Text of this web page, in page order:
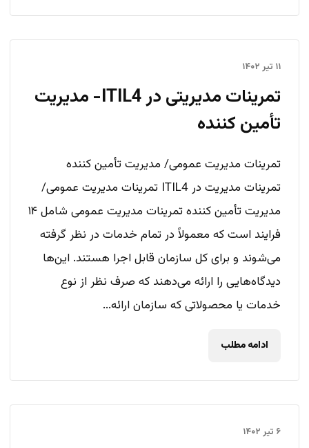
۱۱ تیر ۱۴۰۲
تمرینات مدیریتی در ITIL4- مدیریت
تأمین کننده
تمرینات مدیریت عمومی/ مدیریت تأمین کننده
تمرینات مدیریت در ITIL4 تمرینات مدیریت عمومی/
مدیریت تأمین کننده تمرینات مدیریت عمومی شامل ۱۴
فرایند است که معمولاً در تمام خدمات در نظر گرفته
می‌شوند و برای کل سازمان قابل اجرا هستند. این‌ها
دیدگاه‌هایی را ارائه می‌دهند که صرف نظر از نوع
خدمات یا محصولاتی که سازمان ارائه...
ادامه مطلب
۶ تیر ۱۴۰۲